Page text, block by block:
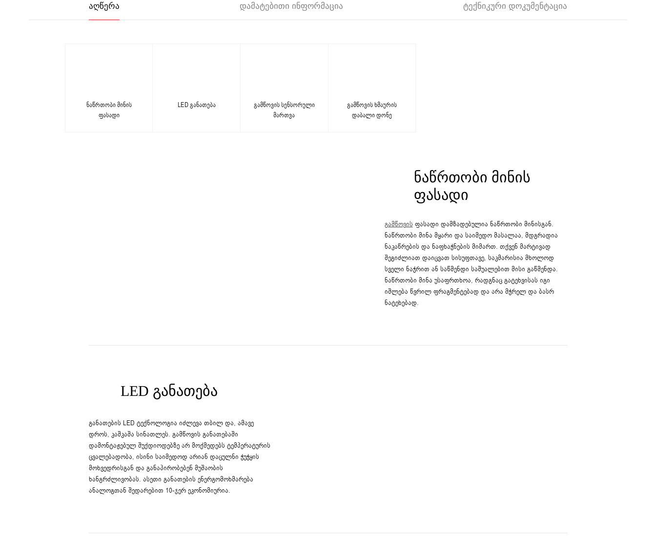
ᲐᲦᲬᲔᲠᲐ ᲓᲐᲛᲐᲢᲔᲑᲘᲗᲘ ᲘᲜᲤᲝᲠᲛᲐᲪᲘᲐ ᲢᲔᲥᲜᲘᲙᲣᲠᲘ ᲓᲝᲙᲣᲛᲔᲜᲢᲐᲪᲘᲐ
ნაწრთობი მინის
ფასადი
LED განათება
გამწოვის სენსორული
მართვა
გამწოვის ხმაურის
დაბალი დონე
ᲜᲐᲬᲠᲗᲝᲑᲘ ᲛᲘᲜᲘᲡ
ᲤᲐᲡᲐᲓᲘ
გამწოვის ფასადი დამზადებულია ნაწრთობი მინისგან.
ნაწრთობი მინა მყარი და საიმედო მასალაა, მდგრადია
ნაკაწრების და ნაფხაჭნების მიმართ. თქვენ მარტივად
შეგიძლიათ დაიცვათ სისუფთავე, საკმარისია მხოლოდ
სველი ნაჭრით ან საწმენდი საშუალებით მისი გაწმენდა.
ნაწრთობი მინა უსაფრთხოა, რადგნაც გატეხვისას იგი
იშლება წვრილ ფრაგმენტებად და არა მჭრელ და ბასრ
ნატეხებად.
LED ᲒᲐᲜᲐᲗᲔᲑᲐ
განათების LED ტექნოლოგია იძლევა თბილ და, ამავე
დროს, კაშკაშა სინათლეს. გამწოვის განათებაში
დამონტაჟებულ შუქდიოდებზე არ მოქმედებს ტემპერატურის
ცვალებადობა, ისინი საიმედოდ არიან დაცულნი ჭუჭყის
მოხვედრისგან და განაპირობებენ მუშაობის
ხანგრძლივობას. ასეთი განათების ენერგომოხმარება
ანალოგთან შედარებით 10-ჯერ ეკონომიურია.